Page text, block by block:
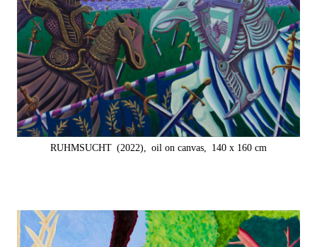
RUHMSUCHT (2022), oil on canvas, 140 x 160 cm